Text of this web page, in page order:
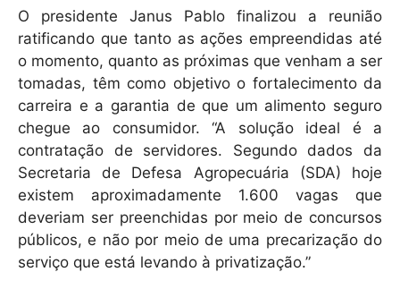
O presidente Janus Pablo finalizou a reunião
ratificando que tanto as ações empreendidas até
o momento, quanto as próximas que venham a ser
tomadas, têm como objetivo o fortalecimento da
carreira e a garantia de que um alimento seguro
chegue ao consumidor. “A solução ideal é a
contratação de servidores. Segundo dados da
Secretaria de Defesa Agropecuária (SDA) hoje
existem aproximadamente 1.600 vagas que
deveriam ser preenchidas por meio de concursos
públicos, e não por meio de uma precarização do
serviço que está levando à privatização.”